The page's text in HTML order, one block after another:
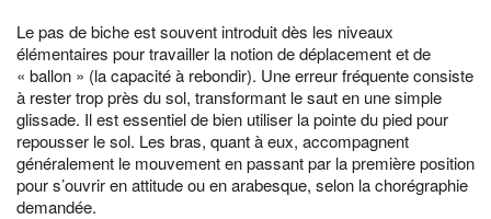
Le pas de biche est souvent introduit dès les niveaux
élémentaires pour travailler la notion de déplacement et de
« ballon » (la capacité à rebondir). Une erreur fréquente consiste
à rester trop près du sol, transformant le saut en une simple
glissade. Il est essentiel de bien utiliser la pointe du pied pour
repousser le sol. Les bras, quant à eux, accompagnent
généralement le mouvement en passant par la première position
pour s’ouvrir en attitude ou en arabesque, selon la chorégraphie
demandée.